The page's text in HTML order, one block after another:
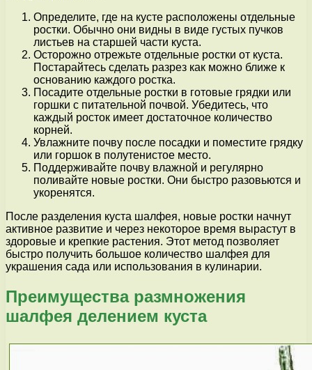
Определите, где на кусте расположены отдельные
ростки. Обычно они видны в виде густых пучков
листьев на старшей части куста.
Осторожно отрежьте отдельные ростки от куста.
Постарайтесь сделать разрез как можно ближе к
основанию каждого ростка.
Посадите отдельные ростки в готовые грядки или
горшки с питательной почвой. Убедитесь, что
каждый росток имеет достаточное количество
корней.
Увлажните почву после посадки и поместите грядку
или горшок в полутенистое место.
Поддерживайте почву влажной и регулярно
поливайте новые ростки. Они быстро разовьются и
укоренятся.
После разделения куста шалфея, новые ростки начнут
активное развитие и через некоторое время вырастут в
здоровые и крепкие растения. Этот метод позволяет
быстро получить большое количество шалфея для
украшения сада или использования в кулинарии.
Преимущества размножения
шалфея делением куста